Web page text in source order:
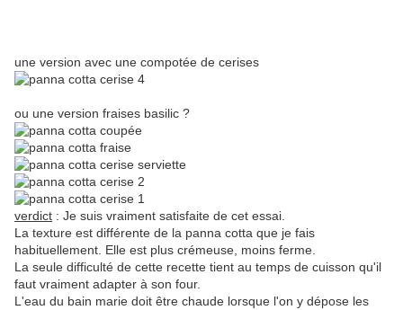
une version avec une compotée de cerises
ou une version fraises basilic ?
verdict : Je suis vraiment satisfaite de cet essai.
La texture est différente de la panna cotta que je fais
habituellement. Elle est plus crémeuse, moins ferme.
La seule difficulté de cette recette tient au temps de cuisson qu'il
faut vraiment adapter à son four.
L'eau du bain marie doit être chaude lorsque l'on y dépose les